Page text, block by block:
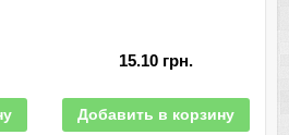
15.10 грн.
Добавить в корзину